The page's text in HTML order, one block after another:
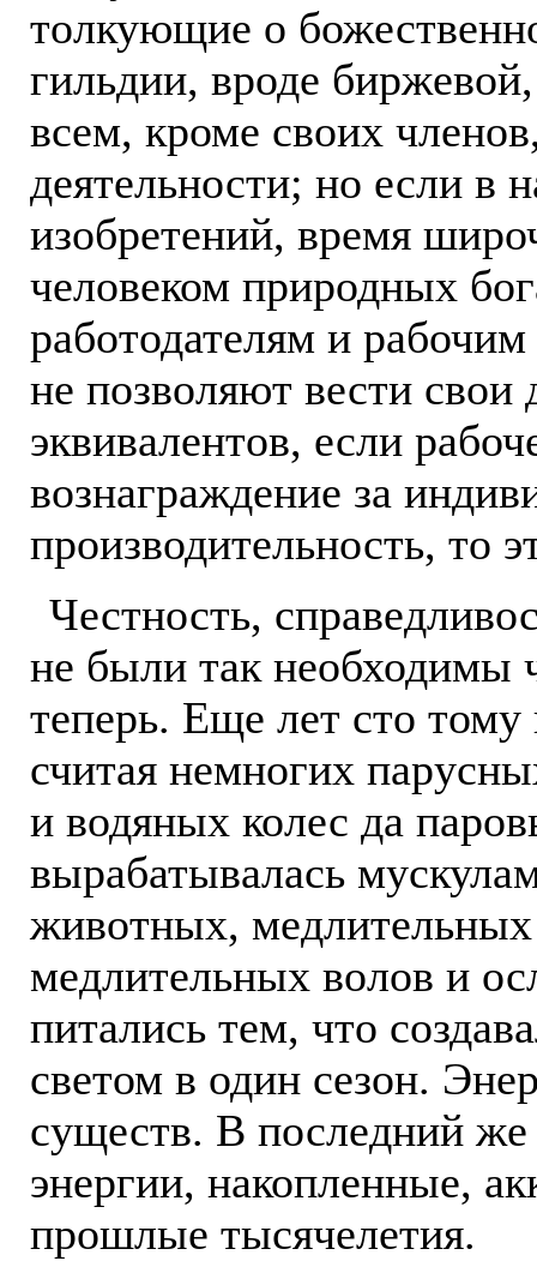
толкующие о
гильдии, вроде
всем, кроме своих
деятельности; но если в
изобретений, время
человеком природных
работодателям и
не позволяют вести свои
эквивалентов, если
вознаграждение за
производительность, то
Честность,
не были так необходимы
теперь. Еще лет сто тому
считая немногих
и водяных колес да
вырабатывалась
животных,
медлительных волов и
питались тем, что
светом в один сезон.
существ. В последний
энергии, накопленные,
прошлые тысячелетия.